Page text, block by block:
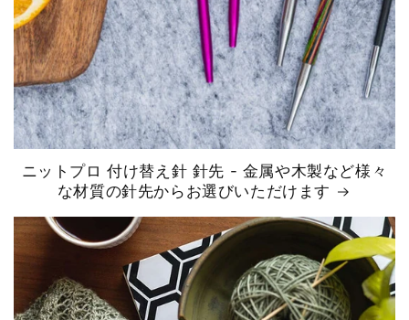
ニットプロ 付け替え針 針先 - 金属や木製など様々
な材質の針先からお選びいただけます